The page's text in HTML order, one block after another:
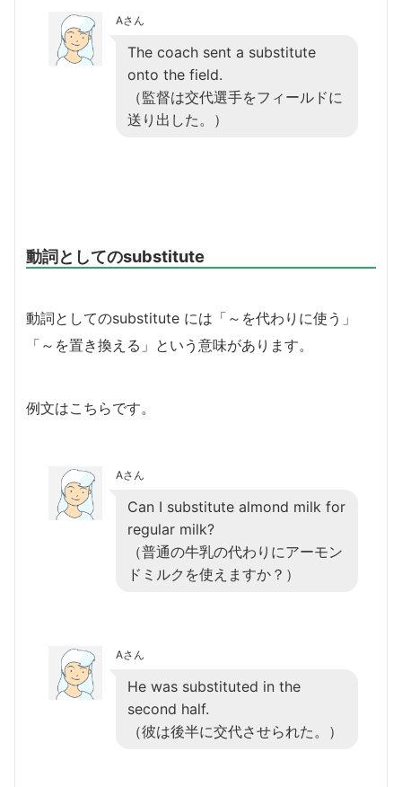
Aさん
The coach sent a substitute
onto the field.
（監督は交代選手をフィールドに
送り出した。）
動詞としてのsubstitute
動詞としてのsubstitute には「～を代わりに使う」
「～を置き換える」という意味があります。
例文はこちらです。
Aさん
Can I substitute almond milk for
regular milk?
（普通の牛乳の代わりにアーモン
ドミルクを使えますか？）
Aさん
He was substituted in the
second half.
（彼は後半に交代させられた。）